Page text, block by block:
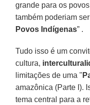
grande para os
também poderiam
Povos Indígenas” .
Tudo isso é um
cultura,
limitações de uma "
amazônica (Parte I).
tema central para a